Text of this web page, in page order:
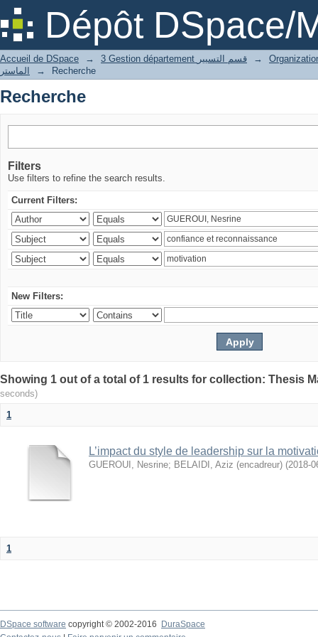
Dépôt DSpace/
Recherche
Accueil de DSpace → 3 Gestion département قسم التسيير
→
الماستر
→ Recherche
Recherche
Filters
Use filters to refine the search results.
Current Filters:
New Filters:
seconds)
1
L’impact du style de leadership sur la
GUEROUI, Nesrine; BELAIDI, Aziz (encadreur) (2018-
1
DSpace software copyright © 2002-2016
DuraSpace